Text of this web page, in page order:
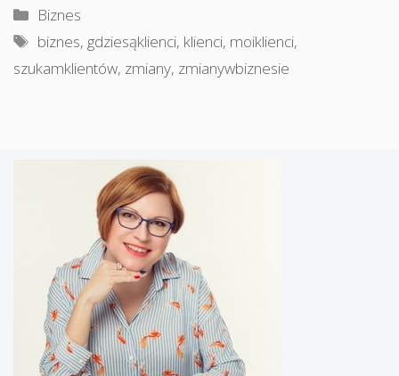
Kategorie
Biznes
Tagi
biznes, gdziesąklienci, klienci, moiklienci,
szukamklientów, zmiany, zmianywbiznesie